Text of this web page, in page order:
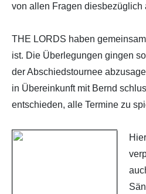
von allen Fragen diesbezüglich
THE LORDS haben
ist. Die Überlegungen gingen
der Abschiedstournee
in Übereinkunft mit Bernd
entschieden, alle Termine zu